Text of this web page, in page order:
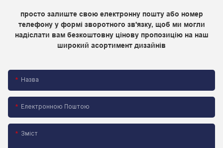
просто залиште свою електронну пошту або номер
телефону у формі зворотного зв'язку, щоб ми могли
надіслати вам безкоштовну цінову пропозицію на наш
широкий асортимент дизайнів
Назва
Електронною Поштою
Зміст